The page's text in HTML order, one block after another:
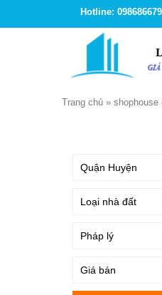
Hotline:
Trang chủ » shophouse